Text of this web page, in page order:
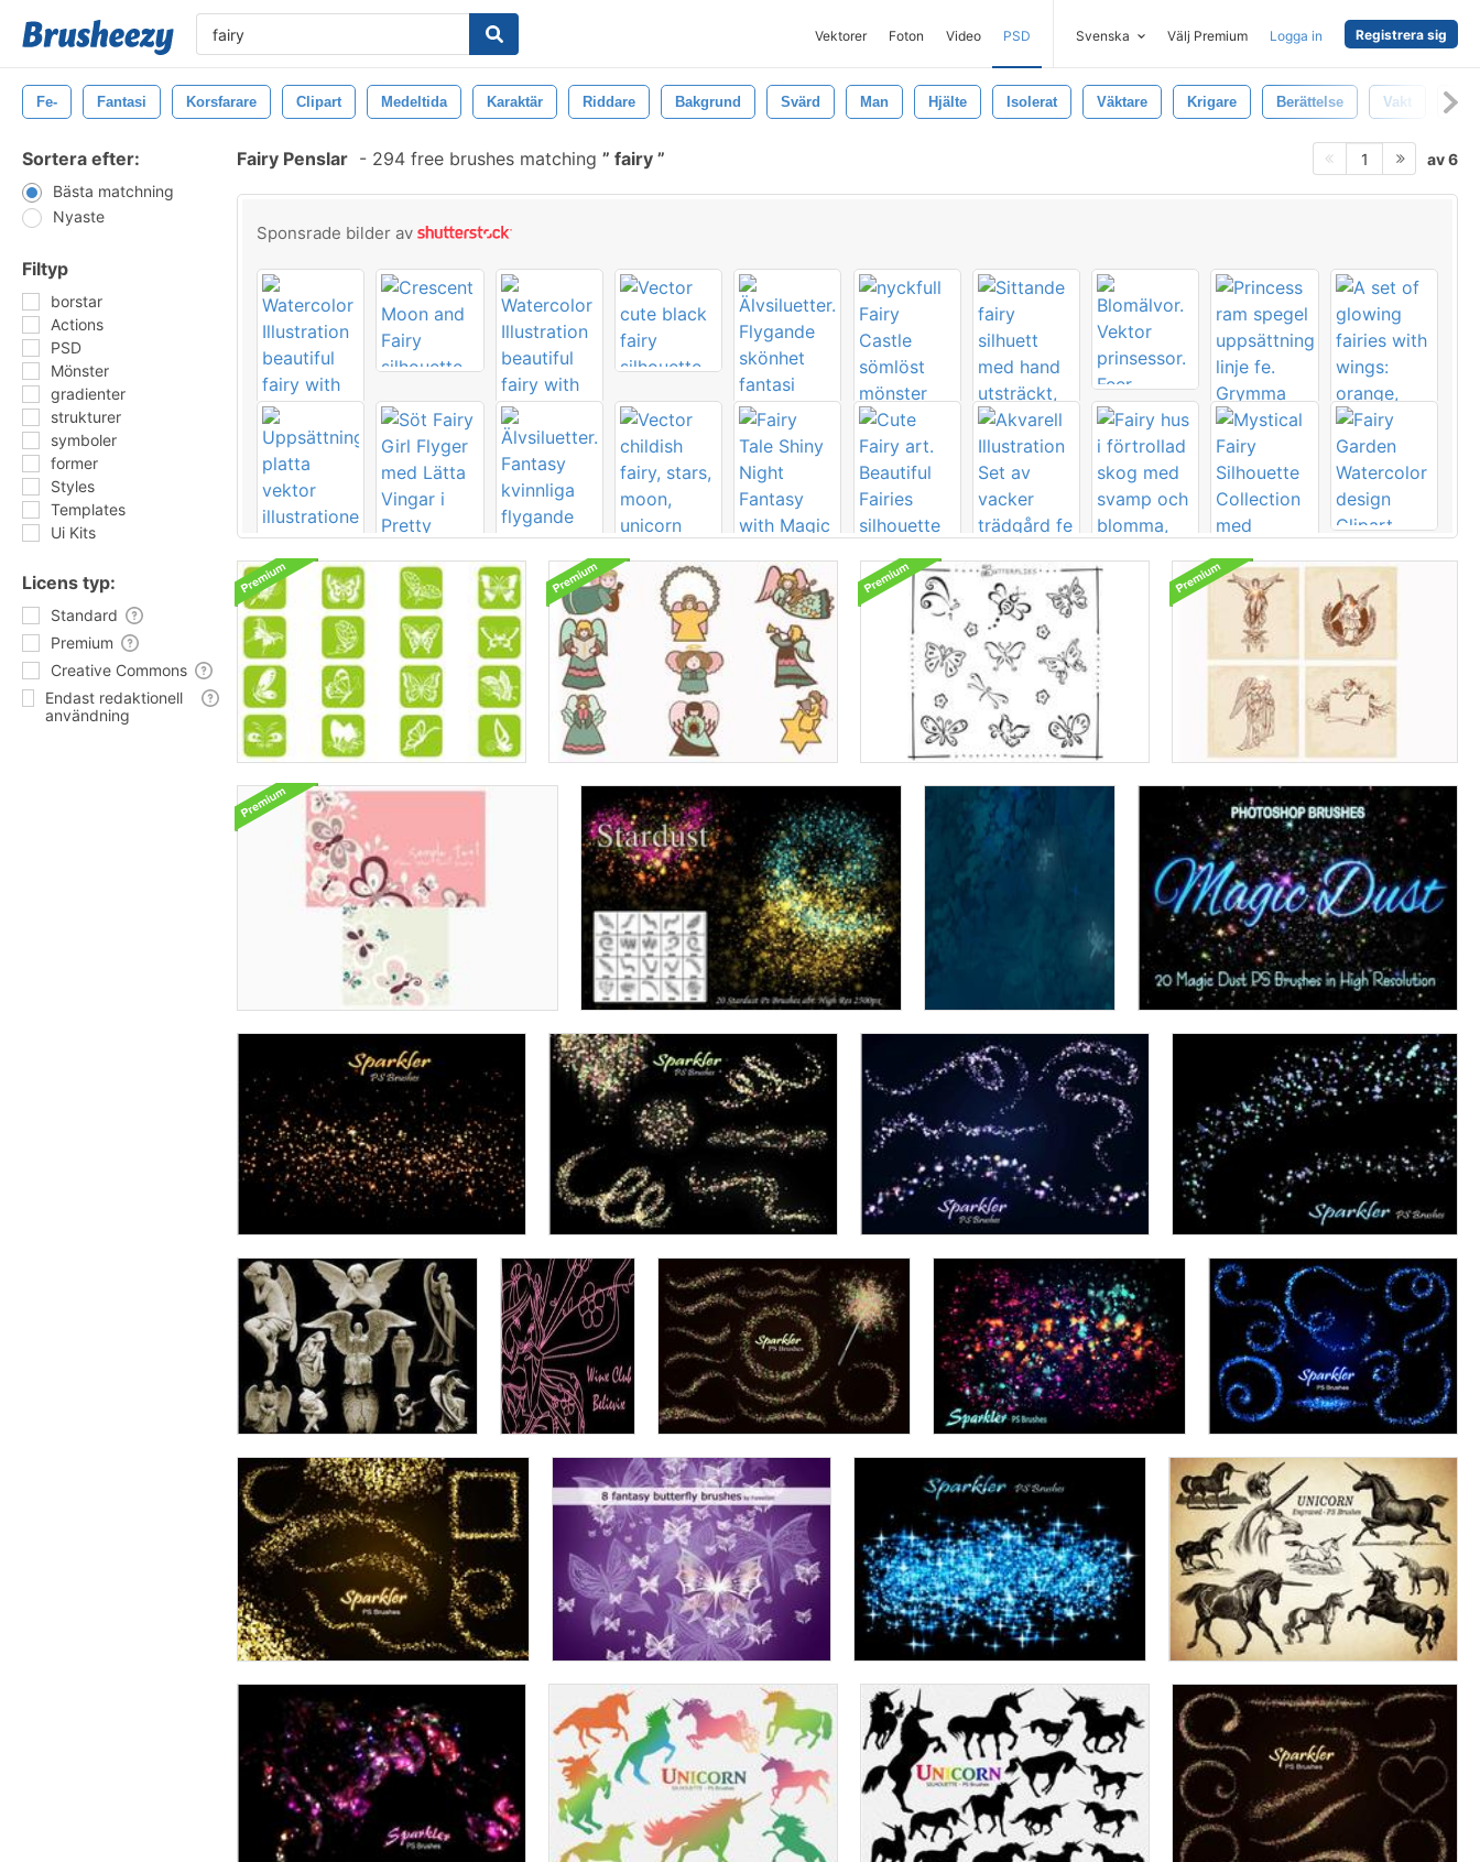
Vektorer Foton Video PSD Svenska Välj Premium Logga in Registrera sig
Fe- Fantasi Korsfarare Clipart Medeltida Karaktär Riddare Bakgrund Svärd Man Hjälte Isolerat Väktare Krigare Berättelse Vakt
Sortera efter:
Bästa matchning
Nyaste
Filtyp
borstar
Actions
PSD
Mönster
gradienter
strukturer
symboler
former
Styles
Templates
Ui Kits
Licens typ:
Standard
Premium
Creative Commons
Endast redaktionell
användning
Fairy Penslar - 294 free brushes matching fairy 1 av 6
Sponsrade bilder av